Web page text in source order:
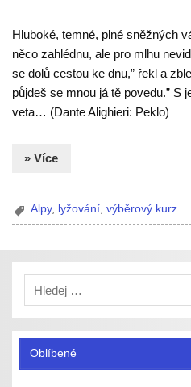
Hluboké, temné, plné sněžných
něco zahlédnu, ale pro mlhu
se dolů cestou ke dnu,” řekl a
půjdeš se mnou já tě povedu.” S
veta… (Dante Alighieri: Peklo)
» Více
Alpy, lyžování,výběrový kurz
Oblíbené